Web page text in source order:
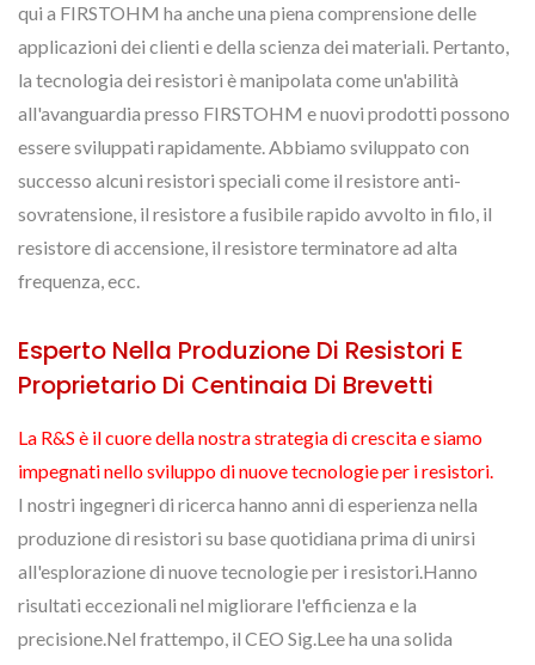
qui a FIRSTOHM ha anche una piena comprensione delle
applicazioni dei clienti e della scienza dei materiali. Pertanto,
la tecnologia dei resistori è manipolata come un'abilità
all'avanguardia presso FIRSTOHM e nuovi prodotti possono
essere sviluppati rapidamente. Abbiamo sviluppato con
successo alcuni resistori speciali come il resistore anti-
sovratensione, il resistore a fusibile rapido avvolto in filo, il
resistore di accensione, il resistore terminatore ad alta
frequenza, ecc.
Esperto Nella Produzione Di Resistori E
Proprietario Di Centinaia Di Brevetti
La R&S è il cuore della nostra strategia di crescita e siamo
impegnati nello sviluppo di nuove tecnologie per i resistori.
I nostri ingegneri di ricerca hanno anni di esperienza nella
produzione di resistori su base quotidiana prima di unirsi
all'esplorazione di nuove tecnologie per i resistori.Hanno
risultati eccezionali nel migliorare l'efficienza e la
precisione.Nel frattempo, il CEO Sig.Lee ha una solida